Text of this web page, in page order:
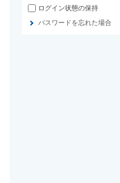
ログイン状態の保持
パスワードを忘れた場合